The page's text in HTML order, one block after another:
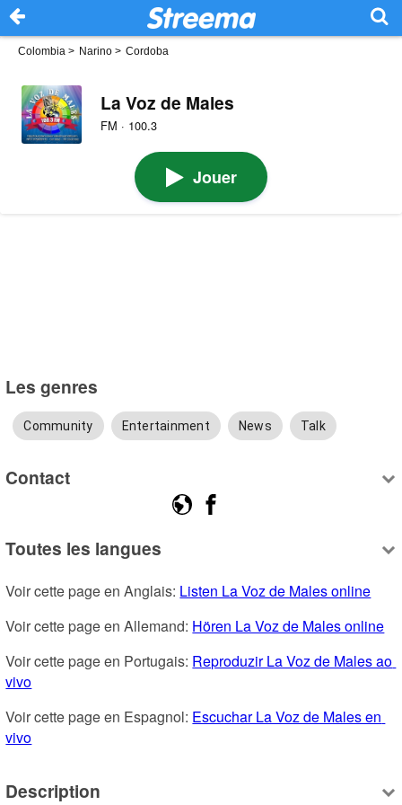
Colombia > Narino > Cordoba
La Voz de Males
FM · 100.3
Jouer
Les genres
Community Entertainment News Talk
Contact
Toutes les langues
Voir cette page en Anglais: Listen La Voz de Males online
Voir cette page en Allemand: Hören La Voz de Males online
Voir cette page en Portugais: Reproduzir La Voz de Males ao
vivo
Voir cette page en Espagnol: Escuchar La Voz de Males en
vivo
Description